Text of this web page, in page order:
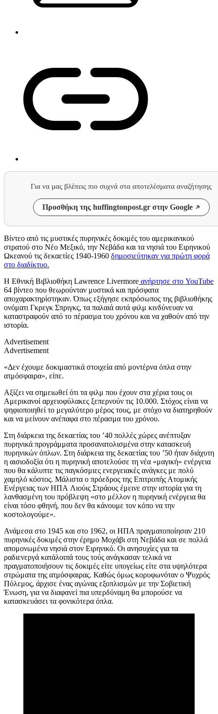
Για να μας βλέπεις πιο συχνά στα αποτελέσματα αναζήτησης
Προσθήκη της huffingtonpost.gr στην Google
Βίντεο από τις μυστικές πυρηνικές δοκιμές του αμερικανικού
στρατού στο Νέο Μεξικό, την Νεβάδα και τα νησιά του Ειρηνικού
Ωκεανού τις δεκαετίες 1940-1960 δημοσιεύτηκαν για πρώτη φορά
στο διαδίκτυο.
Η Εθνική Βιβλιοθήκη Lawrence Livermore ανήρτησε στο YouTube
64 βίντεο που θεωρούνταν μυστικά και πρόσφατα
αποχαρακτηρίστηκαν. Όπως εξήγησε εκπρόσωπος της βιβλιοθήκης
ονόματι Γκρεγκ Σπριγκς, τα παλαιά αυτά φιλμ κινδύνευαν να
καταστραφούν από το πέρασμα του χρόνου και να χαθούν από την
ιστορία.
Advertisement
Advertisement
«Δεν έχουμε δοκιμαστικά στοιχεία από μοντέρνα όπλα στην
ατμόσφαιρα», είπε.
Αξίζει να σημειωθεί ότι τα φιλμ που έχουν στα χέρια τους οι
Αμερικανοί αρχειοφύλακες ξεπερνούν τις 10.000. Στόχος είναι να
ψηφιοποιηθεί το μεγαλύτερο μέρος τους, με στόχο να διατηρηθούν
και να μείνουν ανέπαφα στο πέρασμα του χρόνου.
Στη διάρκεια της δεκαετίας του ’40 πολλές χώρες ανέπτυξαν
πυρηνικά προγράμματα προσανατολισμένα στην κατασκευή
πυρηνικών όπλων. Στη διάρκεια της δεκαετίας του ’50 ήταν διάχυτη
η αισιοδοξία ότι η πυρηνική αποτελούσε τη νέα «μαγική» ενέργεια
που θα κάλυπτε τις παγκόσμιες ενεργειακές ανάγκες με πολύ
χαμηλό κόστος. Μάλιστα ο πρόεδρος της Επιτροπής Ατομικής
Ενέργειας των ΗΠΑ Λιούις Στράους έμεινε στην ιστορία για τη
λανθασμένη του πρόβλεψη «στο μέλλον η πυρηνική ενέργεια θα
είναι τόσο φθηνή, που δεν θα κάνουμε τον κόπο να την
κοστολογούμε».
Ανάμεσα στο 1945 και στο 1962, οι ΗΠΑ πραγματοποίησαν 210
πυρηνικές δοκιμές στην έρημο Μοχάβι στη Νεβάδα και σε πολλά
απομονωμένα νησιά στον Ειρηνικό. Οι ανησυχίες για τα
ραδιενεργά κατάλοιπά τους τούς ανάγκασαν τελικά να
πραγματοποιήσουν τις δοκιμές είτε υπογείως είτε στα υψηλότερα
στρώματα της ατμόσφαιρας. Καθώς όμως κορυφωνόταν ο Ψυχρός
Πόλεμος, άρχισε ένας αγώνας εξοπλισμών με την Σοβιετική
Ένωση, για να διαφανεί πια υπερδύναμη θα μπορούσε να
κατασκευάσει τα φονικότερα όπλα.